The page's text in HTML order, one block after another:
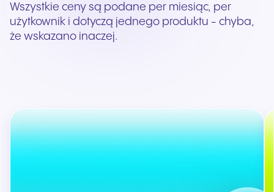
Wszystkie ceny są podane per miesiąc, per
użytkownik i dotyczą jednego produktu - chyba,
że wskazano inaczej.